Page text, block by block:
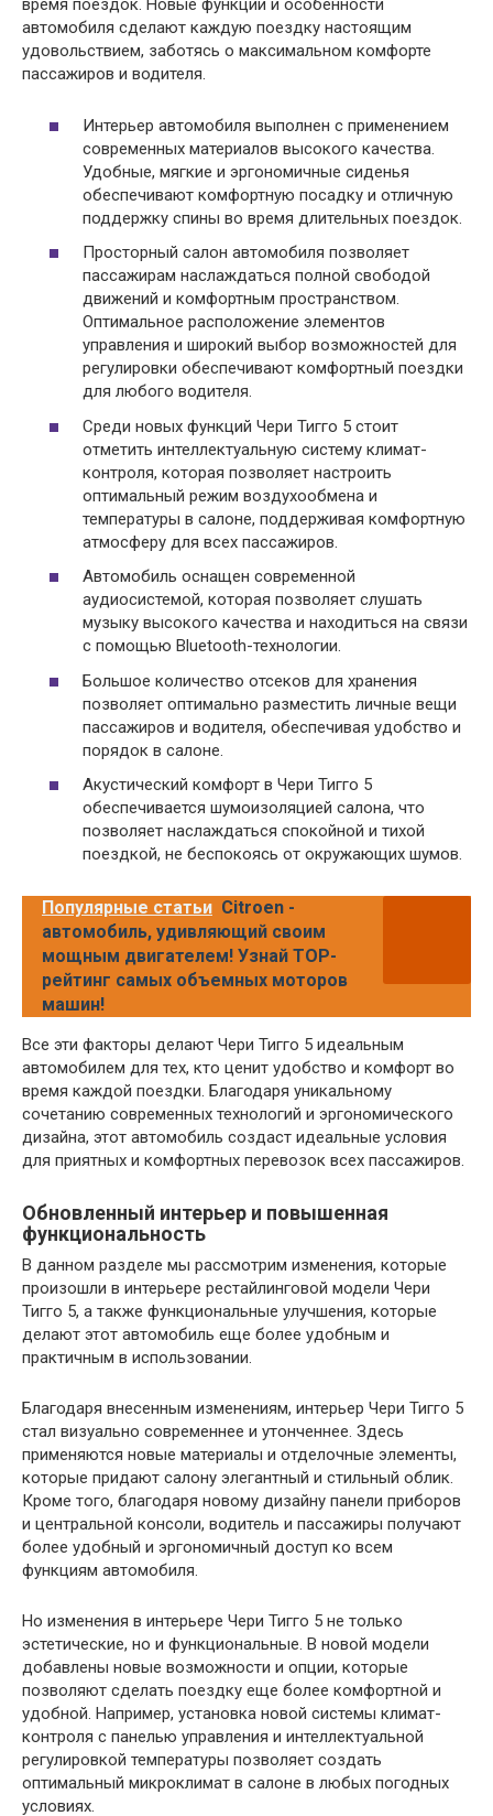
время поездок. Новые функции и особенности
автомобиля сделают каждую поездку настоящим
удовольствием, заботясь о максимальном комфорте
пассажиров и водителя.
Интерьер автомобиля выполнен с применением
современных материалов высокого качества.
Удобные, мягкие и эргономичные сиденья
обеспечивают комфортную посадку и отличную
поддержку спины во время длительных поездок.
Просторный салон автомобиля позволяет
пассажирам наслаждаться полной свободой
движений и комфортным пространством.
Оптимальное расположение элементов
управления и широкий выбор возможностей для
регулировки обеспечивают комфортный поездки
для любого водителя.
Среди новых функций Чери Тигго 5 стоит
отметить интеллектуальную систему климат-
контроля, которая позволяет настроить
оптимальный режим воздухообмена и
температуры в салоне, поддерживая комфортную
атмосферу для всех пассажиров.
Автомобиль оснащен современной
аудиосистемой, которая позволяет слушать
музыку высокого качества и находиться на связи
с помощью Bluetooth-технологии.
Большое количество отсеков для хранения
позволяет оптимально разместить личные вещи
пассажиров и водителя, обеспечивая удобство и
порядок в салоне.
Акустический комфорт в Чери Тигго 5
обеспечивается шумоизоляцией салона, что
позволяет наслаждаться спокойной и тихой
поездкой, не беспокоясь от окружающих шумов.
Популярные статьи Citroen -
автомобиль, удивляющий своим
мощным двигателем! Узнай TOP-
рейтинг самых объемных моторов
машин!
Все эти факторы делают Чери Тигго 5 идеальным
автомобилем для тех, кто ценит удобство и комфорт во
время каждой поездки. Благодаря уникальному
сочетанию современных технологий и эргономического
дизайна, этот автомобиль создаст идеальные условия
для приятных и комфортных перевозок всех пассажиров.
Обновленный интерьер и повышенная
функциональность
В данном разделе мы рассмотрим изменения, которые
произошли в интерьере рестайлинговой модели Чери
Тигго 5, а также функциональные улучшения, которые
делают этот автомобиль еще более удобным и
практичным в использовании.
Благодаря внесенным изменениям, интерьер Чери Тигго 5
стал визуально современнее и утонченнее. Здесь
применяются новые материалы и отделочные элементы,
которые придают салону элегантный и стильный облик.
Кроме того, благодаря новому дизайну панели приборов
и центральной консоли, водитель и пассажиры получают
более удобный и эргономичный доступ ко всем
функциям автомобиля.
Но изменения в интерьере Чери Тигго 5 не только
эстетические, но и функциональные. В новой модели
добавлены новые возможности и опции, которые
позволяют сделать поездку еще более комфортной и
удобной. Например, установка новой системы климат-
контроля с панелью управления и интеллектуальной
регулировкой температуры позволяет создать
оптимальный микроклимат в салоне в любых погодных
условиях.